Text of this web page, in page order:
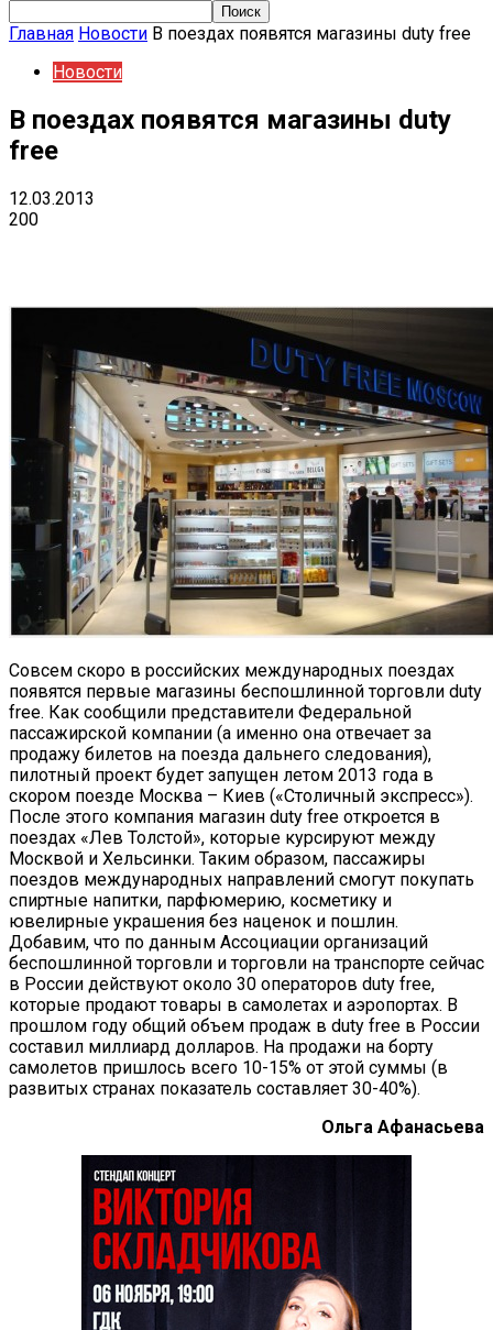
Главная Новости В поездах появятся магазины duty free
Новости
В поездах появятся магазины duty
free
12.03.2013
200
Совсем скоро в российских международных поездах
появятся первые магазины беспошлинной торговли duty
free. Как сообщили представители Федеральной
пассажирской компании (а именно она отвечает за
продажу билетов на поезда дальнего следования),
пилотный проект будет запущен летом 2013 года в
скором поезде Москва – Киев («Столичный экспресс»).
После этого компания магазин duty free откроется в
поездах «Лев Толстой», которые курсируют между
Москвой и Хельсинки. Таким образом, пассажиры
поездов международных направлений смогут покупать
спиртные напитки, парфюмерию, косметику и
ювелирные украшения без наценок и пошлин.
Добавим, что по данным Ассоциации организаций
беспошлинной торговли и торговли на транспорте сейчас
в России действуют около 30 операторов duty free,
которые продают товары в самолетах и аэропортах. В
прошлом году общий объем продаж в duty free в России
составил миллиард долларов. На продажи на борту
самолетов пришлось всего 10-15% от этой суммы (в
развитых странах показатель составляет 30-40%).
Ольга Афанасьева